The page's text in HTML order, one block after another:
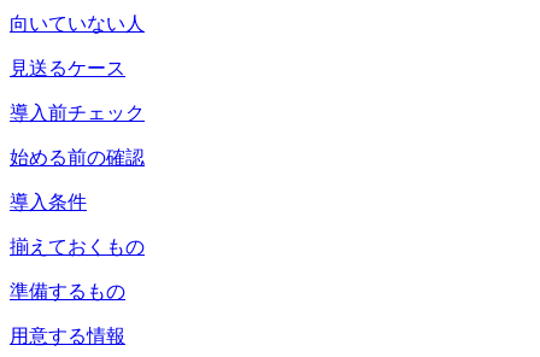
向いていない人
見送るケース
導入前チェック
始める前の確認
導入条件
揃えておくもの
準備するもの
用意する情報